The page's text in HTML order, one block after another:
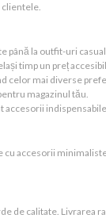
clientele.
până la outfit-uri
timp un preț
celor mai diverse
magazinul tău.
accesorii
calitate.